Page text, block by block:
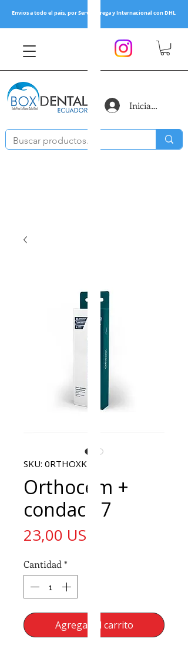
Envios a todo el pais, por Servientrega y Internacional con DHL
Iniciar sesión
SKU: 0RTHOXKIT
Orthocem +
condac 37
23,00 US$
Cantidad *
Agregar al carrito